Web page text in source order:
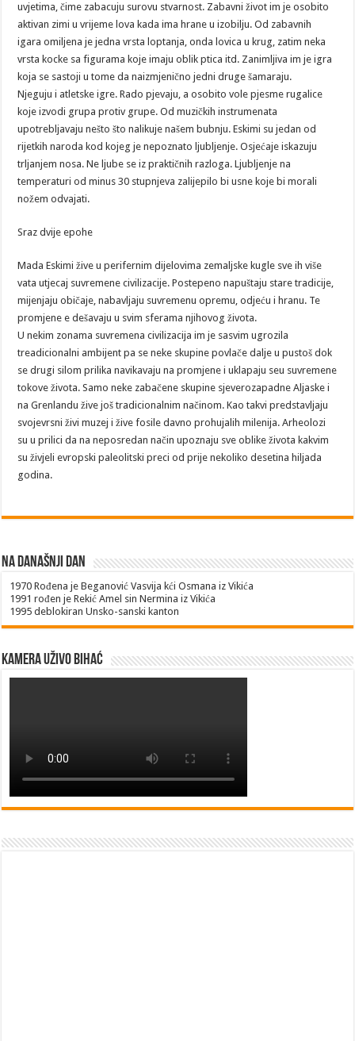
uvjetima, čime zabacuju surovu stvarnost. Zabavni život im je osobito
aktivan zimi u vrijeme lova kada ima hrane u izobilju. Od zabavnih
igara omiljena je jedna vrsta loptanja, onda lovica u krug, zatim neka
vrsta kocke sa figurama koje imaju oblik ptica itd. Zanimljiva im je igra
koja se sastoji u tome da naizmjenično jedni druge šamaraju.
Njeguju i atletske igre. Rado pjevaju, a osobito vole pjesme rugalice
koje izvodi grupa protiv grupe. Od muzičkih instrumenata
upotrebljavaju nešto što nalikuje našem bubnju. Eskimi su jedan od
rijetkih naroda kod kojeg je nepoznato ljubljenje. Osjećaje iskazuju
trljanjem nosa. Ne ljube se iz praktičnih razloga. Ljubljenje na
temperaturi od minus 30 stupnjeva zalijepilo bi usne koje bi morali
nožem odvajati.
Sraz dvije epohe
Mada Eskimi žive u perifernim dijelovima zemaljske kugle sve ih više
vata utjecaj suvremene civilizacije. Postepeno napuštaju stare tradicije,
mijenjaju običaje, nabavljaju suvremenu opremu, odjeću i hranu. Te
promjene e dešavaju u svim sferama njihovog života.
U nekim zonama suvremena civilizacija im je sasvim ugrozila
treadicionalni ambijent pa se neke skupine povlače dalje u pustoš dok
se drugi silom prilika navikavaju na promjene i uklapaju seu suvremene
tokove života. Samo neke zabačene skupine sjeverozapadne Aljaske i
na Grenlandu žive još tradicionalnim načinom. Kao takvi predstavljaju
svojevrsni živi muzej i žive fosile davno prohujalih milenija. Arheolozi
su u prilici da na neposredan način upoznaju sve oblike života kakvim
su živjeli evropski paleolitski preci od prije nekoliko desetina hiljada
godina.
Na današnji dan
1970 Rođena je Beganović Vasvija kći Osmana iz Vikića
1991 rođen je Rekić Amel sin Nermina iz Vikića
1995 deblokiran Unsko-sanski kanton
Kamera uživo Bihać